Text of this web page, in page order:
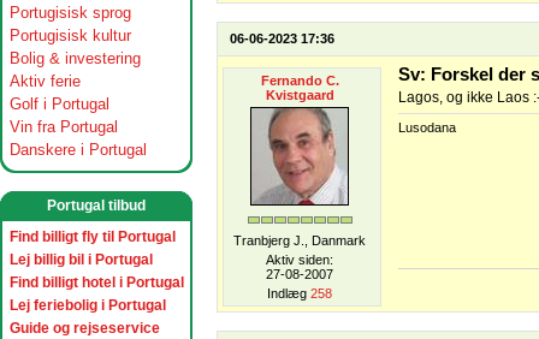
Portugisisk sprog
Portugisisk kultur
Bolig & investering
Aktiv ferie
Golf i Portugal
Vin fra Portugal
Danskere i Portugal
Portugal tilbud
Find billigt fly til Portugal
Lej billig bil i Portugal
Find billigt hotel i Portugal
Lej feriebolig i Portugal
Guide og rejseservice
06-06-2023 17:36
Fernando C.
Kvistgaard
Tranbjerg J., Danmark
Aktiv siden:
27-08-2007
Indlæg 258
Sv: Forskel der
Lagos, og ikke Laos
Lusodana